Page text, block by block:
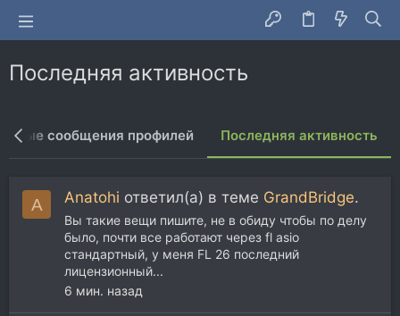
Последняя активность
Новые сообщения профилей Последняя активность
A Anatohi ответил(а) в теме GrandBridge.
Вы такие вещи пишите, не в обиду чтобы по делу
было, почти все работают через fl asio
стандартный, у меня FL 26 последний
лицензионный...
6 мин. назад